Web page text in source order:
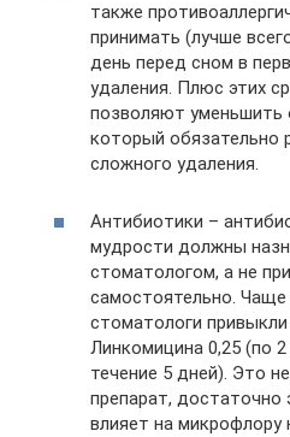
также
принимать (лучше
день перед сном в
удаления. Плюс этих
позволяют уменьшить
который обязательно
сложного удаления.
Антибиотики –
мудрости должны
стоматологом, а не
самостоятельно. Чаще
стоматологи
Линкомицина 0,25 (по
течение 5 дней). Это
препарат,
влияет на микрофлору